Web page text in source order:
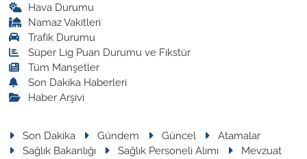
Hava Durumu
Namaz Vakitleri
Trafik Durumu
Süper Lig Puan Durumu ve Fikstür
Tüm Manşetler
Son Dakika Haberleri
Haber Arşivi
Son Dakika Gündem Güncel
Atamalar
Sağlık Bakanlığı
Sağlık Personeli Alımı
Mevzuat